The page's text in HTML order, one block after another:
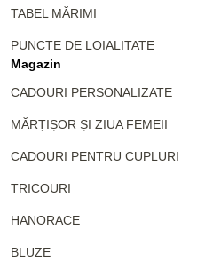
TABEL MĂRIMI
PUNCTE DE LOIALITATE
Magazin
CADOURI PERSONALIZATE
MĂRȚIȘOR ȘI ZIUA FEMEII
CADOURI PENTRU CUPLURI
TRICOURI
HANORACE
BLUZE